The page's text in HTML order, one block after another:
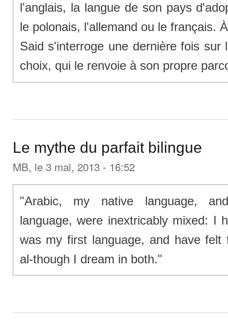
l'anglais, la langue de son pays
le polonais, l'allemand ou le français.
Said s'interroge une dernière fois sur
choix, qui le renvoie à son propre
Le mythe du parfait bilingue
MB, le 3 mai, 2013 - 16:52
"Arabic, my native language,
language, were inextricably mixed: I
was my first language, and have felt
al-though I dream in both."